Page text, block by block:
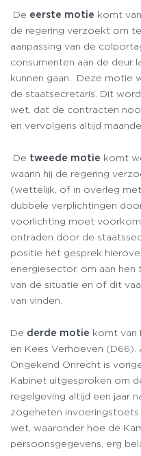
De eerste motie komt
de regering verzoekt om
aanpassing van de
consumenten aan de deur
kunnen gaan. Deze motie
de staatsecretaris. Dit
wet, dat de contracten
en vervolgens altijd
De tweede motie komt
waarin hij de regering
(wettelijk, of in overleg
dubbele verplichtingen
voorlichting moet
ontraden door de
positie het gesprek
energiesector, om aan
van de situatie en of dit
van vinden.
De derde motie komt van
en Kees Verhoeven
Ongekend Onrecht is
Kabinet uitgesproken om
regelgeving altijd een jaar
zogeheten
wet, waaronder hoe de
persoonsgegevens, erg